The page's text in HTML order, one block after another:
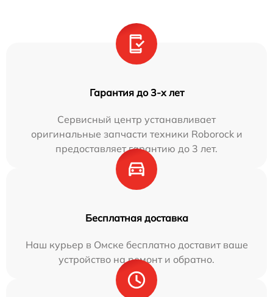
Гарантия до 3-х лет
Сервисный центр устанавливает
оригинальные запчасти техники Roborock и
предоставляет гарантию до 3 лет.
Бесплатная доставка
Наш курьер в Омске бесплатно доставит ваше
устройство на ремонт и обратно.